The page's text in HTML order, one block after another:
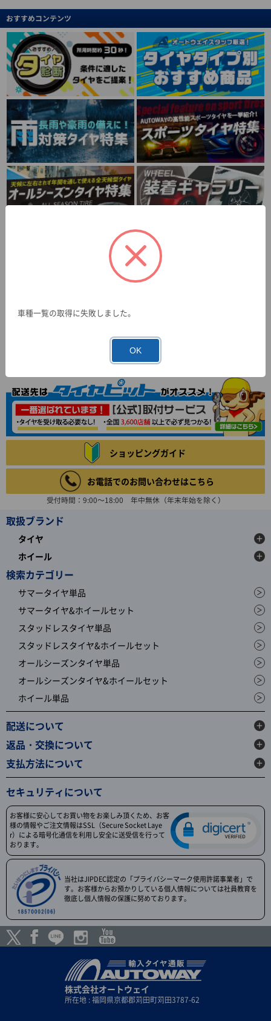
おすすめコンテンツ
ショッピングガイド
お電話でのお問い合わせはこちら
受付時間：9:00～18:00 年中無休（年末年始を除く）
取扱ブランド
タイヤ
ホイール
検索カテゴリー
サマータイヤ単品
サマータイヤ&ホイールセット
スタッドレスタイヤ単品
スタッドレスタイヤ&ホイールセット
オールシーズンタイヤ単品
オールシーズンタイヤ&ホイールセット
ホイール単品
配送について
返品・交換について
支払方法について
セキュリティについて
お客様に安心してお買い物をお楽しみ頂くため、お客
様の情報やご注文情報はSSL（Secure Socket Laye
r）による暗号化通信を利用し安全に送受信を行って
おります。
当社はJIPDEC認定の「プライバシーマーク使用許諾事業者」で
す。お客様からお預かりしている個人情報については社員教育を
徹底し個人情報の保護に努めております。
株式会社オートウェイ
所在地 : 福岡県京都郡苅田町苅田3787-62
車種一覧の取得に失敗しました。
OK